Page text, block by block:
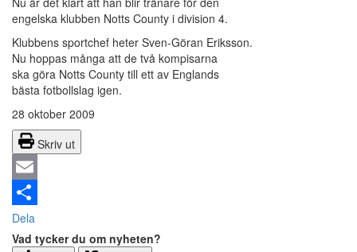
engelska klubben Notts County i division 4.
Klubbens sportchef heter Sven-Göran Eriksson.
Nu hoppas många att de två kompisarna
ska göra Notts County till ett av Englands
bästa fotbollslag igen.
28 oktober 2009
Skriv ut
Email
Dela
Vad tycker du om nyheten?